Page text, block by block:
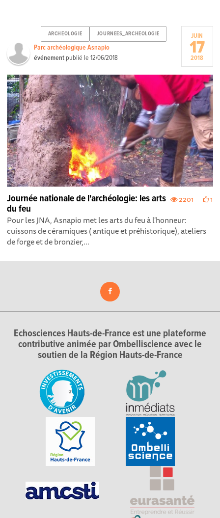
ARCHEOLOGIE JOURNEES_ARCHEOLOGIE
Parc archéologique Asnapio
événement publié le12/06/2018
JUIN
17
2018
2201 1
Journée nationale de l'archéologie: les arts
du feu
Pour les JNA, Asnapio met les arts du feu à l'honneur:
cuissons de céramiques ( antique et préhistorique), ateliers
de forge et de bronzier,...
Echosciences Hauts-de-France est une plateforme
contributive animée par Ombelliscience avec le
soutien de la Région Hauts-de-France